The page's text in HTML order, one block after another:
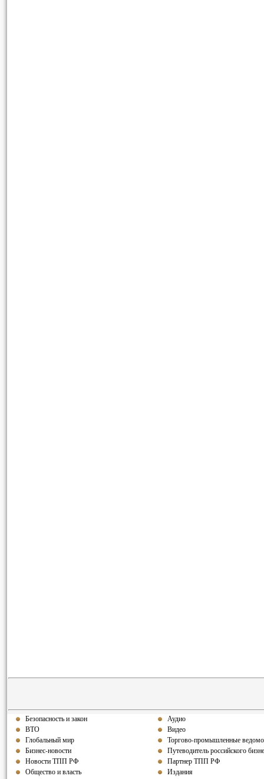
Безопасность и закон
ВТО
Глобальный мир
Бизнес-новости
Новости ТПП РФ
Общество и власть
Аудио
Видео
Торгово-промышленные
Путеводитель российского
Партнер ТПП РФ
Издания